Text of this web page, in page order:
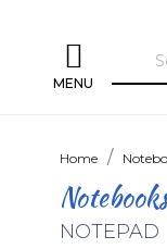
MENU
Home
NOTEPAD